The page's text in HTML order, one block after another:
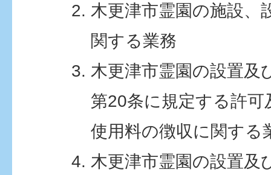
木更津市霊園の施設、
関する業務
木更津市霊園の設置及
第20条に規定する許
使用料の徴収に関する
木更津市霊園の設置及